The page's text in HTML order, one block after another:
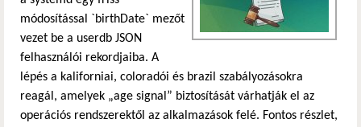
módosítással `birthDate` mezőt
vezet be a userdb JSON
felhasználói rekordjaiba. A
lépés a kaliforniai, coloradói és brazil szabályozásokra
reagál, amelyek „age signal” biztosítását várhatják el az
operációs rendszerektől az alkalmazások felé. Fontos részlet,